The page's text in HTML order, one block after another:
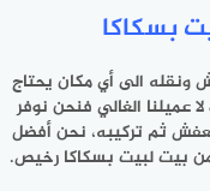
بسكاكا
ونقله الى أي مكان يحتاج
عميلنا الغالي فنحن نوفر
ثم تركيبه، نحن أفضل
بيت لبيت بسكاكا رخيص.